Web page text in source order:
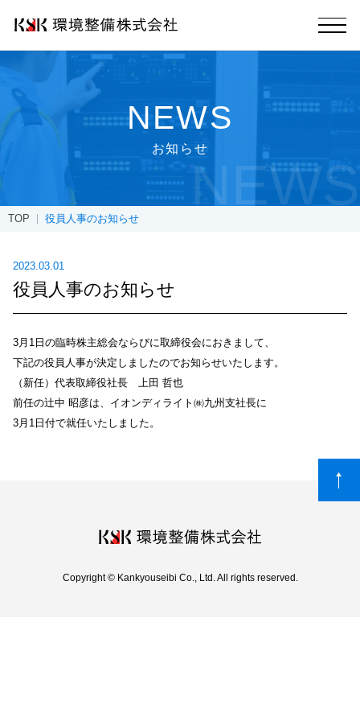
NEWS
お知らせ
NEWS
TOP 役員人事のお知らせ
2023.03.01
役員人事のお知らせ
3月1日の臨時株主総会ならびに取締役会におきまして、
下記の役員人事が決定しましたのでお知らせいたします。
（新任）代表取締役社長 上田 哲也
前任の辻中 昭彦は、イオンディライト㈱九州支社長に
3月1日付で就任いたしました。
Copyright © Kankyouseibi Co., Ltd. All rights reserved.